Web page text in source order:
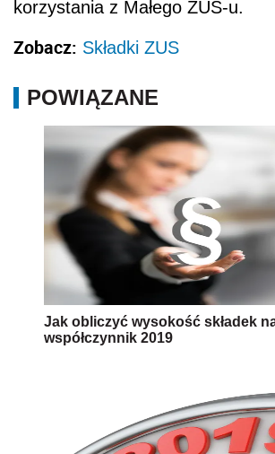
korzystania z Małego ZUS-u.
Zobacz: Składki ZUS
POWIĄZANE
Jak obliczyć wysokość składek
współczynnik 2019